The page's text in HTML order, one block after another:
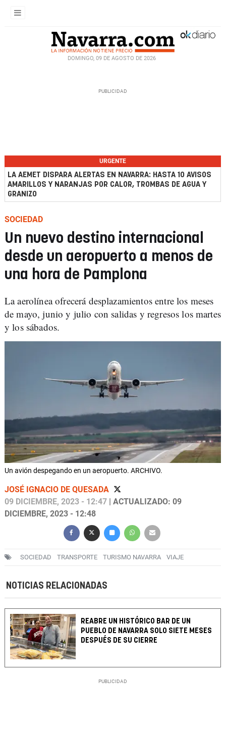
DOMINGO, 09 DE AGOSTO DE 2026
URGENTE
LA AEMET DISPARA ALERTAS EN NAVARRA: HASTA 10 AVISOS
AMARILLOS Y NARANJAS POR CALOR, TROMBAS DE AGUA Y
GRANIZO
SOCIEDAD
Un nuevo destino internacional
desde un aeropuerto a menos de
una hora de Pamplona
La aerolínea ofrecerá desplazamientos entre los meses
de mayo, junio y julio con salidas y regresos los martes
y los sábados.
Un avión despegando en un aeropuerto. ARCHIVO.
JOSÉ IGNACIO DE QUESADA
09 DICIEMBRE, 2023 - 12:47 | ACTUALIZADO: 09
DICIEMBRE, 2023 - 12:48
SOCIEDAD TRANSPORTE TURISMO NAVARRA VIAJE
NOTICIAS RELACIONADAS
REABRE UN HISTÓRICO BAR DE UN
PUEBLO DE NAVARRA SOLO SIETE MESES
DESPUÉS DE SU CIERRE